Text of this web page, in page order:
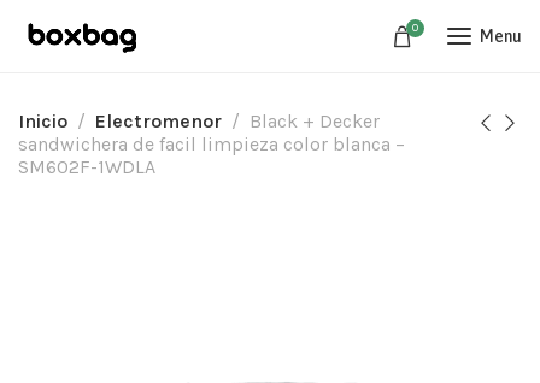
0 Menu
Inicio Electromenor
Black + Decker
sandwichera de facil limpieza color blanca –
SM602F-1WDLA